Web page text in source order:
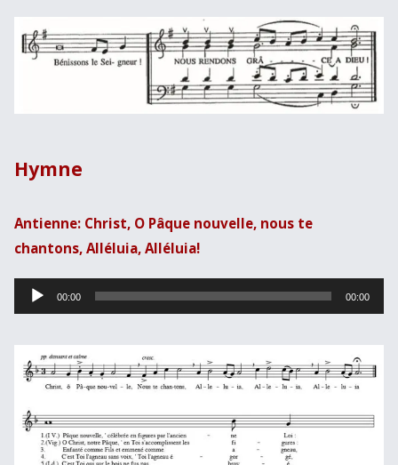
Hymne
Antienne: Christ, O Pâque nouvelle, nous te
chantons, Alléluia, Alléluia!
Lecteur
audio
00:00 00:00